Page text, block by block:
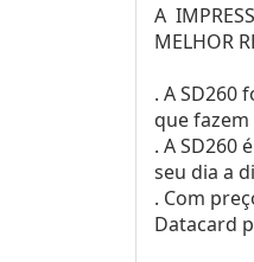
A
MELHOR
. A SD260
que
. A SD260
seu dia a
. Com
Datacard